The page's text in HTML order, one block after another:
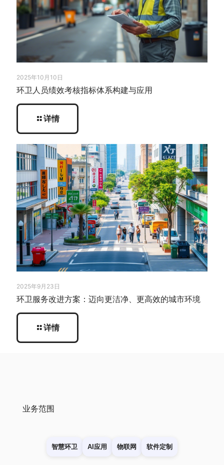
2025年10月10日
环卫人员绩效考核指标体系构建与应用
详情
2025年9月23日
环卫服务改进方案：迈向更洁净、更高效的城市环境
详情
业务范围
智慧环卫 AI应用 物联网 软件定制